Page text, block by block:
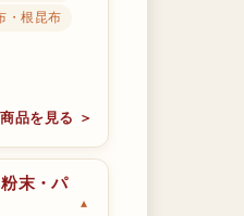
・根昆布
品を見る ＞
末・パ